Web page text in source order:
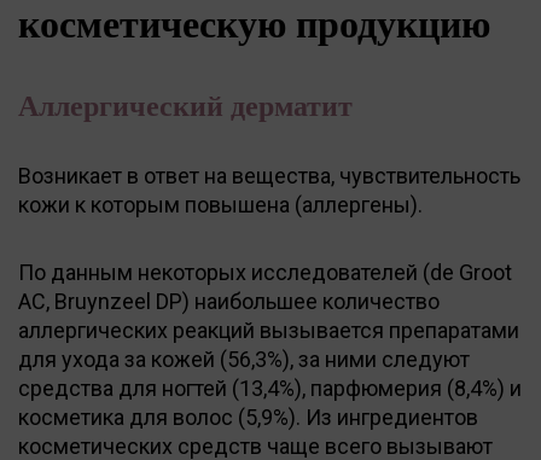
косметическую продукцию
Аллергический дерматит
Возникает в ответ на вещества, чувствительность
кожи к которым повышена (аллергены).
По данным некоторых исследователей (de Groot
AC, Bruynzeel DP) наибольшее количество
аллергических реакций вызывается препаратами
для ухода за кожей (56,3%), за ними следуют
средства для ногтей (13,4%), парфюмерия (8,4%) и
косметика для волос (5,9%). Из ингредиентов
косметических средств чаще всего вызывают